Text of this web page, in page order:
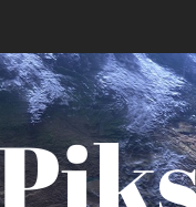
принципы работы,